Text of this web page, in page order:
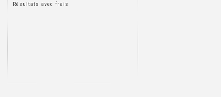
Résultats avec frais